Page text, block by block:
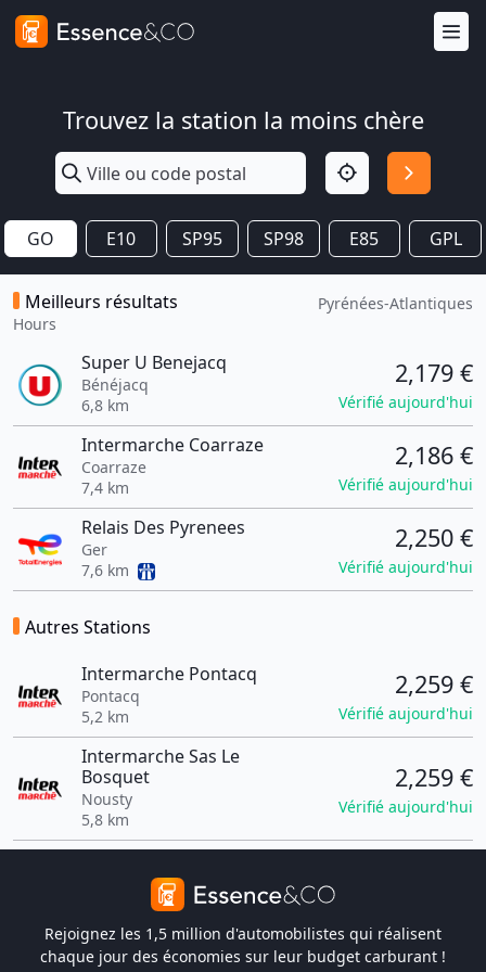
Trouvez la station la moins chère
GO E10 SP95 SP98 E85 GPL
Meilleurs résultats
Hours
Pyrénées-Atlantiques
Super U Benejacq
Bénéjacq
6,8 km
2,179 €
Vérifié aujourd'hui
Intermarche Coarraze
Coarraze
7,4 km
2,186 €
Vérifié aujourd'hui
Relais Des Pyrenees
Ger
7,6 km
2,250 €
Vérifié aujourd'hui
Autres Stations
Intermarche Pontacq
Pontacq
5,2 km
2,259 €
Vérifié aujourd'hui
Intermarche Sas Le
Bosquet
Nousty
5,8 km
2,259 €
Vérifié aujourd'hui
Rejoignez les 1,5 million d'automobilistes qui réalisent
chaque jour des économies sur leur budget carburant !